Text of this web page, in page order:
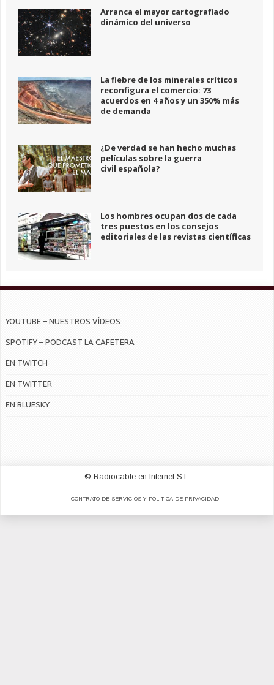
Arranca el mayor cartografiado
dinámico del universo
La fiebre de los minerales críticos
reconfigura el comercio: 73
acuerdos en 4 años y un 350% más
de demanda
¿De verdad se han hecho muchas
películas sobre la guerra
civil española?
Los hombres ocupan dos de cada
tres puestos en los consejos
editoriales de las revistas científicas
YOUTUBE – NUESTROS VÍDEOS
SPOTIFY – PODCAST LA CAFETERA
EN TWITCH
EN TWITTER
EN BLUESKY
© Radiocable en Internet S.L.
CONTRATO DE SERVICIOS Y POLÍTICA DE PRIVACIDAD